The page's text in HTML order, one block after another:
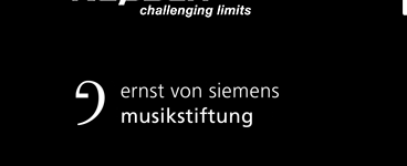
freundlicher
Unterstützung
von